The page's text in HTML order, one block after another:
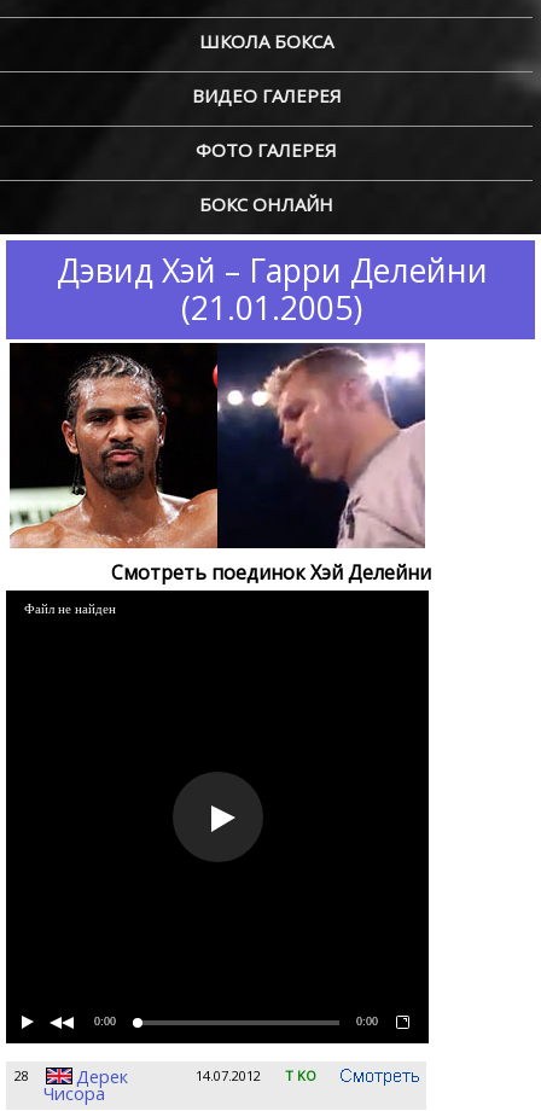
ШКОЛА БОКСА
ВИДЕО ГАЛЕРЕЯ
ФОТО ГАЛЕРЕЯ
БОКС ОНЛАЙН
Дэвид Хэй – Гарри Делейни
(21.01.2005)
Смотреть поединок Хэй Делейни
Файл не найден
0:00 0:00
28 Дерек
Чисора
14.07.2012 T KO